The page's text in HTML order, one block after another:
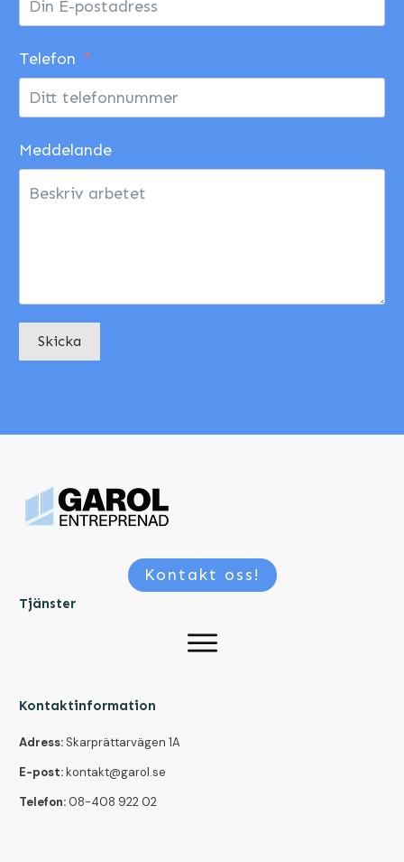
Telefon
Meddelande
Skicka
Kontakt oss!
Tjänster
Kontaktinformation
Adress:Skarprättarvägen 1A
E-post:kontakt@garol.se
Telefon: 08-408 922 02